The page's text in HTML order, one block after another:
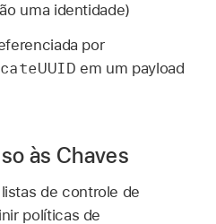
uma identidade)
por
em um payload
às Chaves
de controle de
políticas de